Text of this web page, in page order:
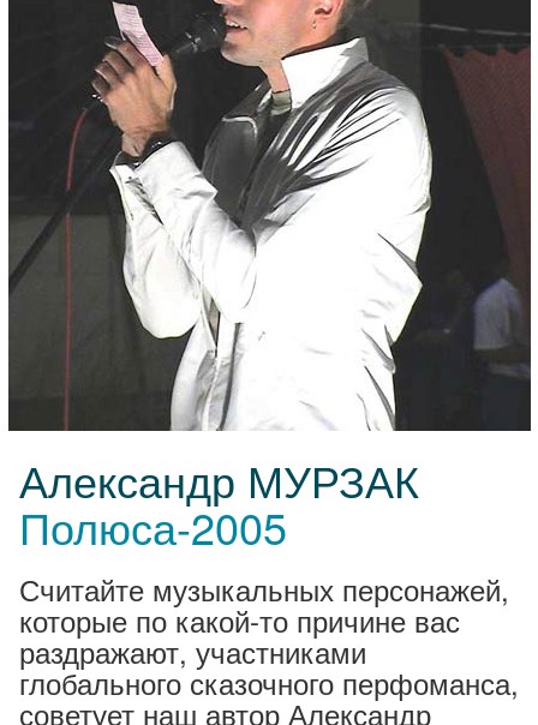
Александр МУРЗАК
Полюса-2005
Считайте музыкальных персонажей,
которые по какой-то причине вас
раздражают, участниками
глобального сказочного перфоманса,
советует наш автор Александр